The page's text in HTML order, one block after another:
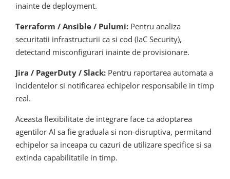
inainte de deployment.
Terraform / Ansible / Pulumi: Pentru analiza
securitatii infrastructurii ca si cod (IaC Security),
detectand misconfigurari inainte de provisionare.
Jira / PagerDuty / Slack: Pentru raportarea automata a
incidentelor si notificarea echipelor responsabile in timp
real.
Aceasta flexibilitate de integrare face ca adoptarea
agentilor AI sa fie graduala si non-disruptiva, permitand
echipelor sa inceapa cu cazuri de utilizare specifice si sa
extinda capabilitatile in timp.